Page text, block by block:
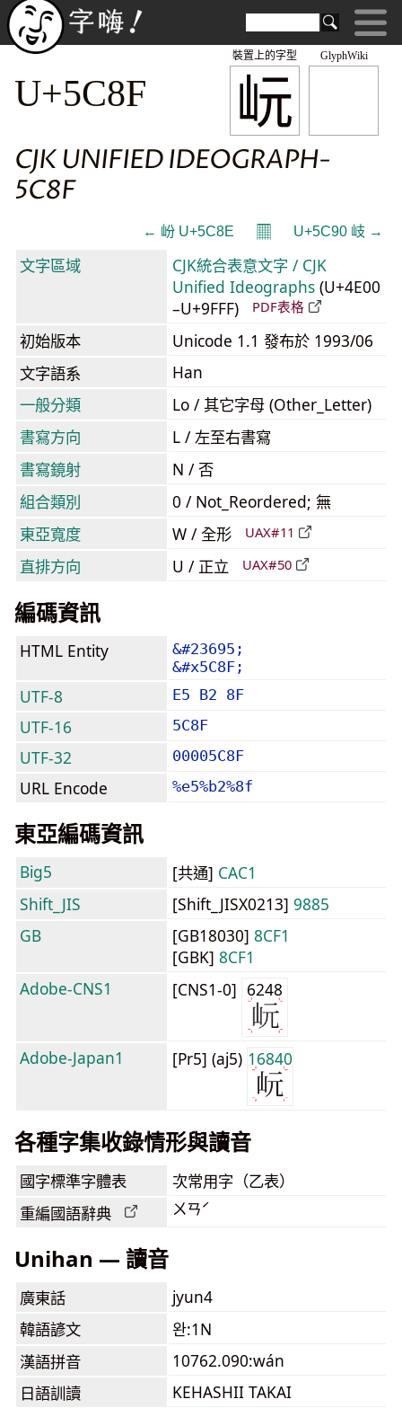
GlyphWiki
岏
裝置上的字型
U+5C8F
CJK UNIFIED IDEOGRAPH-
5C8F
← 岎 U+5C8E 𝄜 U+5C90 岐 →
文字區域
CJK統合表意文字 / CJK
Unified Ideographs (U+4E00
–U+9FFF)
PDF表格
初始版本
Unicode 1.1 發布於 1993/06
文字語系
Han
一般分類
Lo / 其它字母 (Other_Letter)
書寫方向
L / 左至右書寫
書寫鏡射
N / 否
組合類別
0 / Not_Reordered; 無
東亞寬度
W / 全形 UAX#11
直排方向 U / 正立 UAX#50
編碼資訊
HTML Entity
&#23695;
&#x5C8F;
UTF-8 E5 B2 8F
UTF-16 5C8F
UTF-32 00005C8F
URL Encode %e5%b2%8f
東亞編碼資訊
Big5 [共通] CAC1
Shift_JIS
[Shift_JISX0213] 9885
GB
[GB18030] 8CF1
[GBK] 8CF1
Adobe-CNS1
[CNS1-0] 6248
Adobe-Japan1 [Pr5] (aj5) 16840
各種字集收錄情形與讀音
國字標準字體表 次常用字（乙表）
重編國語辭典 ㄨㄢˊ
Unihan — 讀音
廣東話
jyun4
韓語諺文
완:1N
漢語拼音
10762.090:wán
日語訓讀
KEHASHII TAKAI